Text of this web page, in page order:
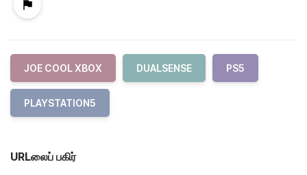
JOE COOL XBOX DUALSENSE PS5
PLAYSTATION5
URLலைப் பகிர்